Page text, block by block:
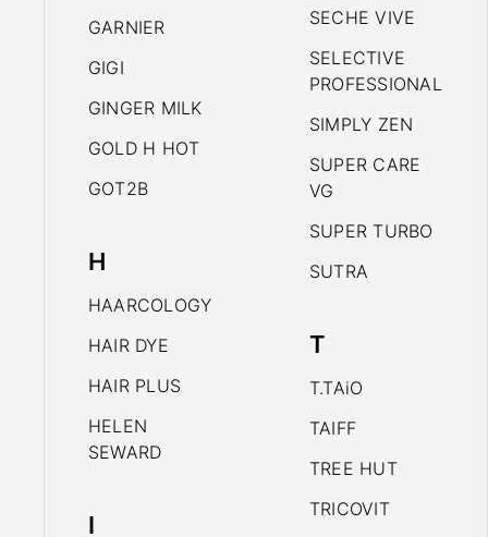
GARNIER
GIGI
GINGER MILK
GOLD H HOT
GOT2B
H
HAARCOLOGY
HAIR DYE
HAIR PLUS
HELEN
SEWARD
I
SECHE VIVE
SELECTIVE
PROFESSIONAL
SIMPLY ZEN
SUPER CARE
VG
SUPER TURBO
SUTRA
T
T.TAiO
TAIFF
TREE HUT
TRICOVIT